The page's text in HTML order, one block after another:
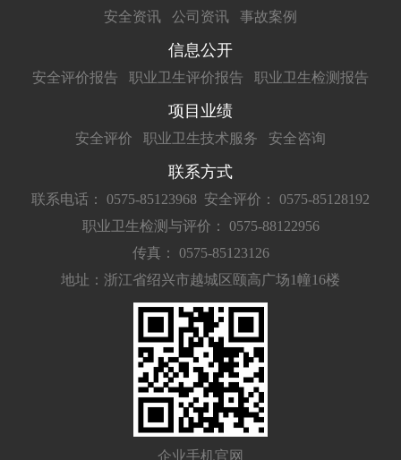
安全资讯 公司资讯 事故案例
信息公开
安全评价报告 职业卫生评价报告 职业卫生检测报告
项目业绩
安全评价 职业卫生技术服务 安全咨询
联系方式
联系电话： 0575-85123968 安全评价： 0575-85128192
职业卫生检测与评价： 0575-88122956
传真： 0575-85123126
地址：浙江省绍兴市越城区颐高广场1幢16楼
企业手机官网